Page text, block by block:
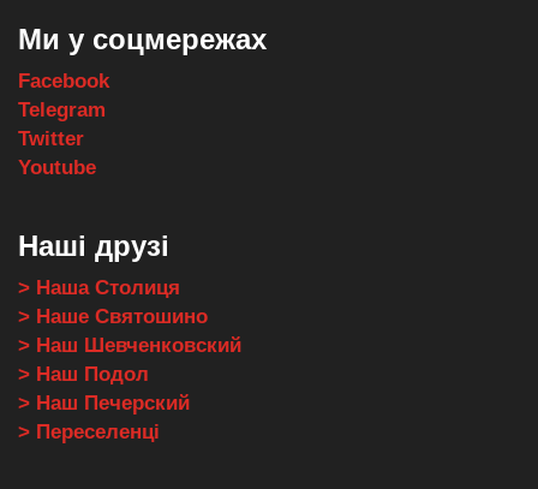
Ми у соцмережах
Facebook
Telegram
Twitter
Youtube
Наші друзі
> Наша Столиця
> Наше Святошино
> Наш Шевченковский
> Наш Подол
> Наш Печерский
> Переселенці